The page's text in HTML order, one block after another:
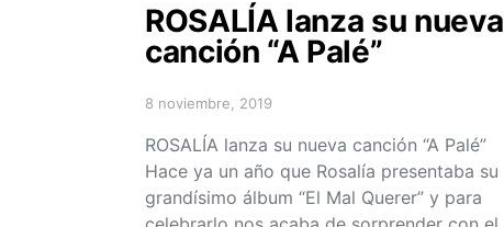
ROSALÍA lanza su nueva
canción “A Palé”
Posted on
8 noviembre, 2019
ROSALÍA lanza su nueva canción “A Palé”
Hace ya un año que Rosalía presentaba su
grandísimo álbum “El Mal Querer” y para